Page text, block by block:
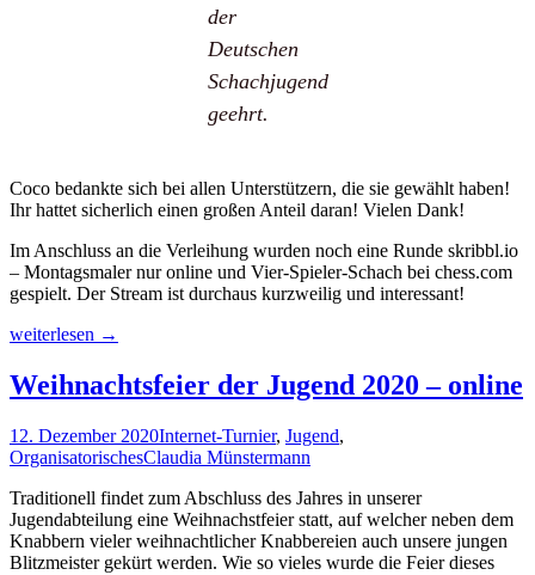
der
Deutschen
Schachjugend
geehrt.
Coco bedankte sich bei allen Unterstützern, die sie gewählt haben!
Ihr hattet sicherlich einen großen Anteil daran! Vielen Dank!
Im Anschluss an die Verleihung wurden noch eine Runde skribbl.io
– Montagsmaler nur online und Vier-Spieler-Schach bei chess.com
gespielt. Der Stream ist durchaus kurzweilig und interessant!
Coco
Spielerin
des
2019
weiterlesen →
Weihnachtsfeier der Jugend 2020 – online
12. Dezember 2020Internet-Turnier, Jugend,
OrganisatorischesClaudia Münstermann
Traditionell findet zum Abschluss des Jahres in unserer
Jugendabteilung eine Weihnachstfeier statt, auf welcher neben dem
Knabbern vieler weihnachtlicher Knabbereien auch unsere jungen
Blitzmeister gekürt werden. Wie so vieles wurde die Feier dieses